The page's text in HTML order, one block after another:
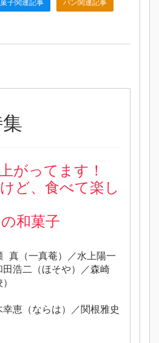
子関連記事
パン関連記事
がってます！
ど、食べて楽し
和菓子
真（一真菴）／水上陽一
田浩二（ほそや）／森崎
恵（ならは）／関根雅史